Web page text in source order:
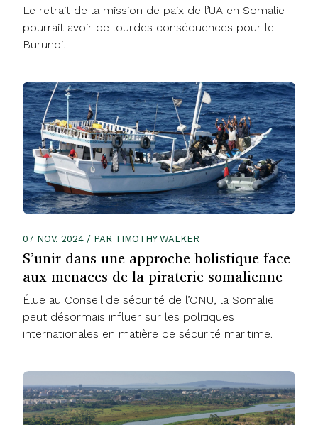
Le retrait de la mission de paix de l’UA en Somalie
pourrait avoir de lourdes conséquences pour le
Burundi.
07 NOV. 2024 / PAR TIMOTHY WALKER
S’unir dans une approche holistique face
aux menaces de la piraterie somalienne
Élue au Conseil de sécurité de l’ONU, la Somalie
peut désormais influer sur les politiques
internationales en matière de sécurité maritime.